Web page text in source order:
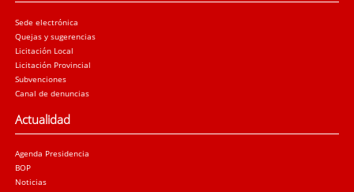
Sede electrónica
Quejas y sugerencias
Licitación Local
Licitación Provincial
Subvenciones
Canal de denuncias
Actualidad
Agenda Presidencia
BOP
Noticias